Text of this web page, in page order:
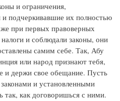
и ограничения,
подчеркивавшие их полностью
при первых правоверных
и соблюдали законы, они
самим себе. Так, Абу
или народ признают тебя,
и держи свое обещание. Пусть
и установленными
как договоришься с ними.